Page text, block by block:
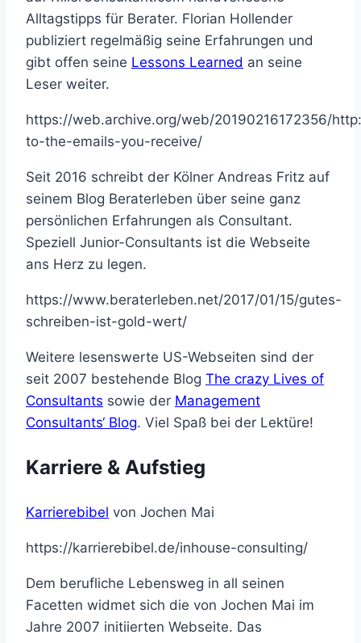
Alltagstipps für Berater. Florian Hollender
publiziert regelmäßig seine Erfahrungen und
gibt offen seine Lessons Learned an seine
Leser weiter.
https://web.archive.org/web/20190216172356/
to-the-emails-you-receive/
Seit 2016 schreibt der Kölner Andreas Fritz auf
seinem Blog Beraterleben über seine ganz
persönlichen Erfahrungen als Consultant.
Speziell Junior-Consultants ist die Webseite
ans Herz zu legen.
https://www.beraterleben.net/2017/01/15/gutes-
schreiben-ist-gold-wert/
Weitere lesenswerte US-Webseiten sind der
seit 2007 bestehende Blog The crazy Lives of
Consultants sowie der Management
Consultants‘ Blog. Viel Spaß bei der Lektüre!
Karriere & Aufstieg
Karrierebibel von Jochen Mai
https://karrierebibel.de/inhouse-consulting/
Dem berufliche Lebensweg in all seinen
Facetten widmet sich die von Jochen Mai im
Jahre 2007 initiierten Webseite. Das